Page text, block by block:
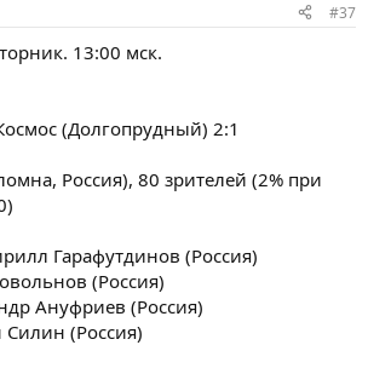
#37
13:00 мск.
(Долгопрудный) 2:1
Россия), 80 зрителей (2% при
Гарафутдинов (Россия)
(Россия)
Ануфриев (Россия)
(Россия)